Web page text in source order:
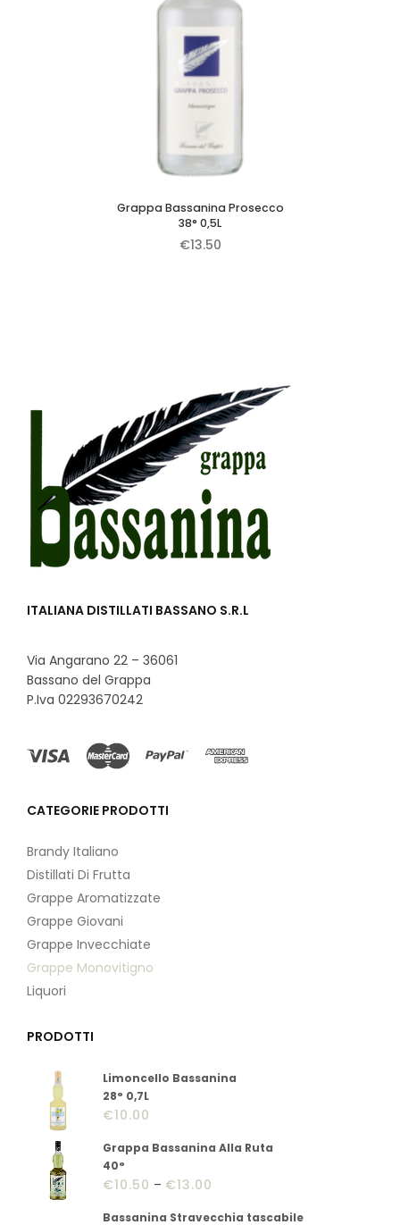
Grappa Bassanina Prosecco
38° 0,5L
€13.50
ITALIANA DISTILLATI BASSANO S.R.L
Via Angarano 22 – 36061
Bassano del Grappa
P.Iva 02293670242
CATEGORIE PRODOTTI
Brandy Italiano
Distillati Di Frutta
Grappe Aromatizzate
Grappe Giovani
Grappe Invecchiate
Grappe Monovitigno
Liquori
PRODOTTI
Limoncello Bassanina
28° 0,7L
€10.00
Grappa Bassanina Alla Ruta
40°
€10.50 – €13.00
Bassanina Stravecchia tascabile